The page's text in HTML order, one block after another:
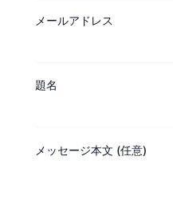
メールアドレス
題名
メッセージ本文 (任意)